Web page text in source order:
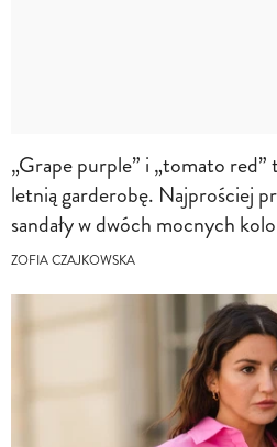
„Grape purple” i „tomato
letnią garderobę. Najprościej
sandały w dwóch mocnych
ZOFIA CZAJKOWSKA